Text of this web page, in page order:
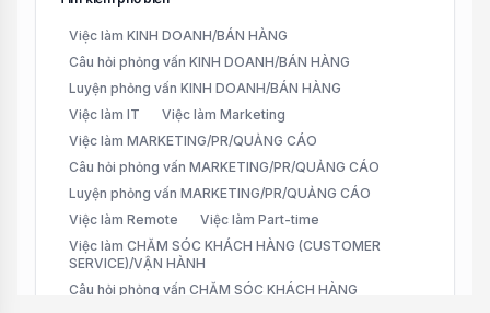
Việc làm KINH DOANH/BÁN HÀNG
Câu hỏi phỏng vấn KINH DOANH/BÁN HÀNG
Luyện phỏng vấn KINH DOANH/BÁN HÀNG
Việc làm IT
Việc làm Marketing
Việc làm MARKETING/PR/QUẢNG CÁO
Câu hỏi phỏng vấn MARKETING/PR/QUẢNG CÁO
Luyện phỏng vấn MARKETING/PR/QUẢNG CÁO
Việc làm Remote
Việc làm Part-time
Việc làm CHĂM SÓC KHÁCH HÀNG (CUSTOMER
SERVICE)/VẬN HÀNH
Câu hỏi phỏng vấn CHĂM SÓC KHÁCH HÀNG